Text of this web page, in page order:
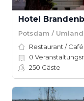
Hotel
Potsdam / Umland
Restaurant / Café
0
250 Gäste